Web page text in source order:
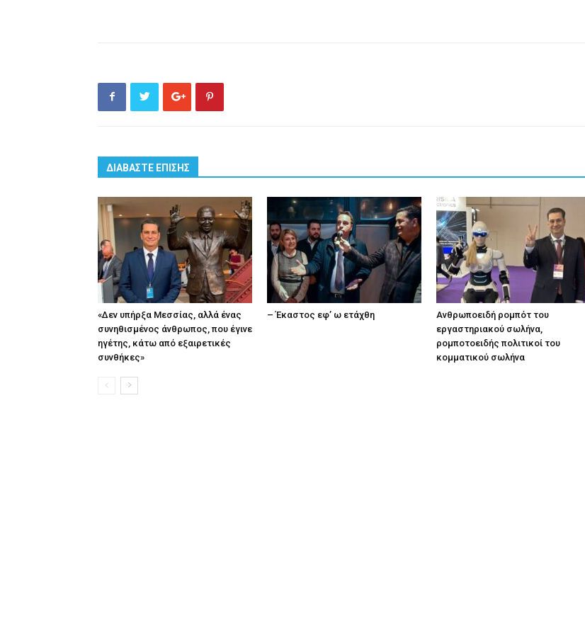
ΔΙΑΒΑΣΤΕ ΕΠΙΣΗΣ
«Δεν υπήρξα Μεσσίας, αλλά ένας
συνηθισμένος άνθρωπος, που έγινε
ηγέτης, κάτω από εξαιρετικές
συνθήκες»
– Έκαστος εφ’ ω ετάχθη
Ανθρωποειδή ρομπότ του
εργαστηριακού σωλήνα,
ρομποτοειδής πολιτικοί του
κομματικού σωλήνα